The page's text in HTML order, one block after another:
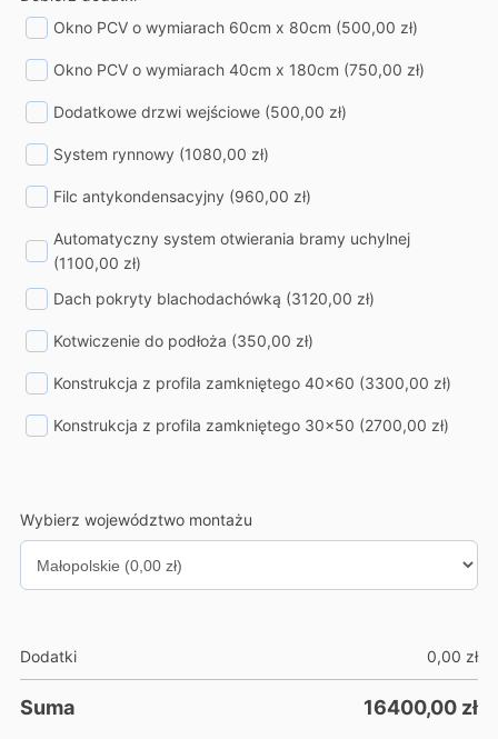
Okno PCV o wymiarach 60cm x 80cm (500,00 zł)
Okno PCV o wymiarach 40cm x 180cm (750,00 zł)
Dodatkowe drzwi wejściowe (500,00 zł)
System rynnowy (1080,00 zł)
Filc antykondensacyjny (960,00 zł)
Automatyczny system otwierania bramy uchylnej
(1100,00 zł)
Dach pokryty blachodachówką (3120,00 zł)
Kotwiczenie do podłoża (350,00 zł)
Konstrukcja z profila zamkniętego 40x60 (3300,00 zł)
Konstrukcja z profila zamkniętego 30x50 (2700,00 zł)
Wybierz województwo montażu
Dodatki 0,00 zł
Suma 16400,00 zł